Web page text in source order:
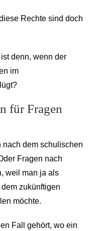
Rechte sind doch
denn, wenn der
im
für Fragen
dem schulischen
Fragen nach
weil man ja als
zukünftigen
möchte.
Fall gehört, wo ein